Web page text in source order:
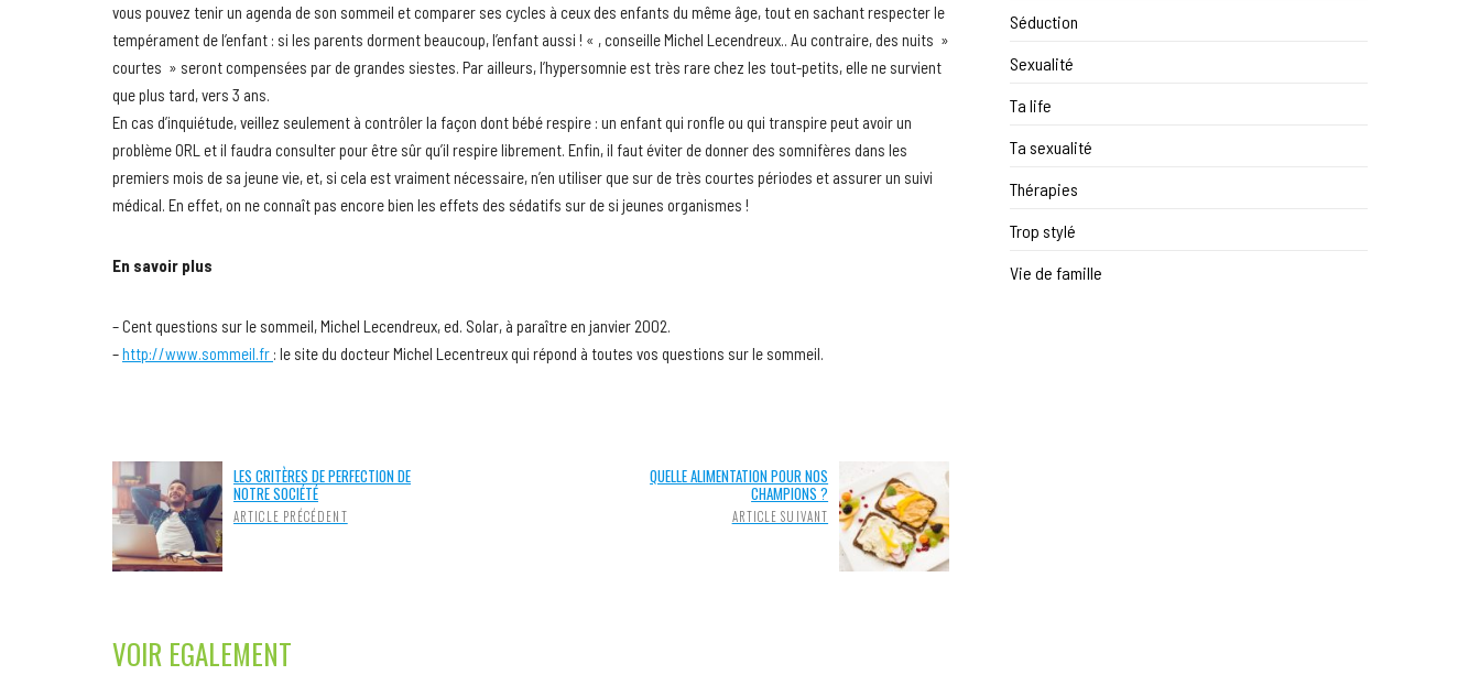
vous pouvez tenir un agenda de son sommeil et comparer ses cycles à ceux des enfants du même âge, tout en sachant respecter le
tempérament de l’enfant : si les parents dorment beaucoup, l’enfant aussi ! « , conseille Michel Lecendreux.. Au contraire, des nuits »
courtes » seront compensées par de grandes siestes. Par ailleurs, l’hypersomnie est très rare chez les tout-petits, elle ne survient
que plus tard, vers 3 ans.
En cas d’inquiétude, veillez seulement à contrôler la façon dont bébé respire : un enfant qui ronfle ou qui transpire peut avoir un
problème ORL et il faudra consulter pour être sûr qu’il respire librement. Enfin, il faut éviter de donner des somnifères dans les
premiers mois de sa jeune vie, et, si cela est vraiment nécessaire, n’en utiliser que sur de très courtes périodes et assurer un suivi
médical. En effet, on ne connaît pas encore bien les effets des sédatifs sur de si jeunes organismes !
En savoir plus
– Cent questions sur le sommeil, Michel Lecendreux, ed. Solar, à paraître en janvier 2002.
–http://www.sommeil.fr : le site du docteur Michel Lecentreux qui répond à toutes vos questions sur le sommeil.
LES CRITÈRES DE PERFECTION DE
NOTRE SOCIÉTÉ
ARTICLE PRÉCÉDENT
QUELLE ALIMENTATION POUR NOS
CHAMPIONS ?
ARTICLE SUIVANT
VOIR EGALEMENT
Séduction
Sexualité
Ta life
Ta sexualité
Thérapies
Trop stylé
Vie de famille